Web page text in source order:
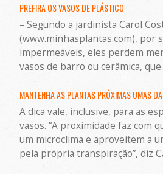
PREFIRA OS VASOS DE PLÁSTICO
– Segundo a jardinista Carol
(www.minhasplantas.com), por
impermeáveis, eles perdem
vasos de barro ou cerâmica,
MANTENHA AS PLANTAS PRÓXIMAS UMAS
A dica vale, inclusive, para as
vasos. “A proximidade faz com
um microclima e aproveitem a
pela própria transpiração”, diz